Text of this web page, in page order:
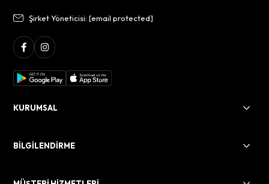
Şirket Yöneticisi:[email protected]
KURUMSAL
BİLGİLENDİRME